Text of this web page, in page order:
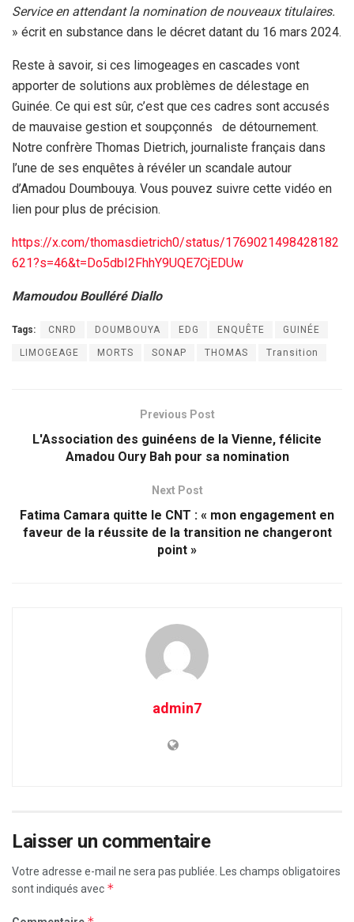
Service en attendant la nomination de nouveaux titulaires.
» écrit en substance dans le décret datant du 16 mars 2024.
Reste à savoir, si ces limogeages en cascades vont
apporter de solutions aux problèmes de délestage en
Guinée. Ce qui est sûr, c’est que ces cadres sont accusés
de mauvaise gestion et soupçonnés de détournement.
Notre confrère Thomas Dietrich, journaliste français dans
l’une de ses enquêtes à révéler un scandale autour
d’Amadou Doumbouya. Vous pouvez suivre cette vidéo en
lien pour plus de précision.
https://x.com/thomasdietrich0/status/1769021498428182
621?s=46&t=Do5dbI2FhhY9UQE7CjEDUw
Mamoudou Boulléré Diallo
Tags: CNRD DOUMBOUYA EDG ENQUÊTE GUINÉE
LIMOGEAGE MORTS SONAP THOMAS Transition
Previous Post
L'Association des guinéens de la Vienne, félicite
Amadou Oury Bah pour sa nomination
Next Post
Fatima Camara quitte le CNT : « mon engagement en
faveur de la réussite de la transition ne changeront
point »
admin7
Laisser un commentaire
Votre adresse e-mail ne sera pas publiée.
Les champs obligatoires
sont indiqués avec *